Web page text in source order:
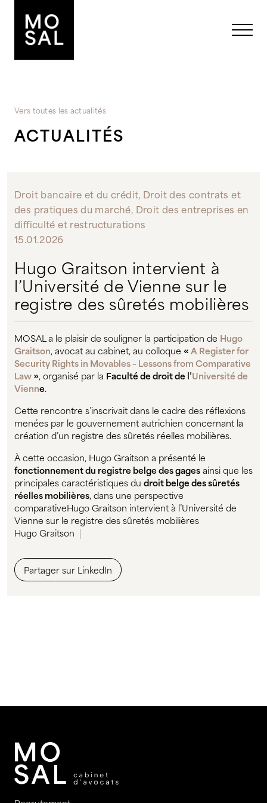
Vers toutes les actualités
ACTUALITÉS
Droit bancaire et du crédit, Droit des contrats et
des pratiques du marché, Droit des entreprises en
difficulté et restructurations
15.01.2026
Hugo Graitson intervient à
l’Université de Vienne sur le
registre des sûretés mobilières
MOSAL a le plaisir de souligner la participation de Hugo
Graitson, avocat au cabinet, au colloque «A Register for
Security Rights in Movables – Lessons from Comparative
Law», organisé par la Faculté de droit de l’Université de
Vienne.
Cette rencontre s’inscrivait dans le cadre des réflexions
menées par le gouvernement autrichien concernant la
création d’un registre des sûretés réelles mobilières.
À cette occasion, Hugo Graitson a présenté le
fonctionnement du registre belge des gagesainsi que les
principales caractéristiques du droit belge des sûretés
réelles mobilières, dans une perspective
comparativeHugo Graitson intervient à l’Université de
Vienne sur le registre des sûretés mobilières
Hugo Graitson
Partager sur LinkedIn